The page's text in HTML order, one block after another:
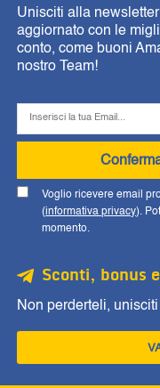
Unisciti alla
aggiornato con le
conto, come buoni
nostro Team!
Voglio ricevere email
(informativa privacy).
momento.
Sconti, bonus
Non perderteli,